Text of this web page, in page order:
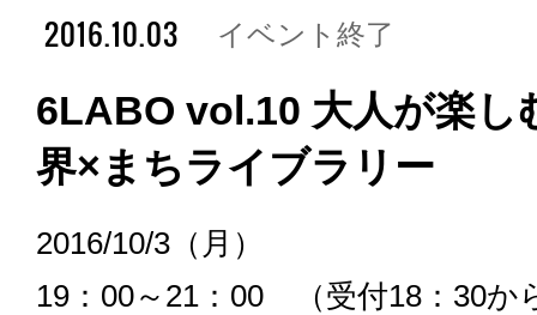
2016.10.03 イベント終了
6LABO vol.10 大人が楽し
界×まちライブラリー
2016/10/3（月）
19：00～21：00 （受付18：30か